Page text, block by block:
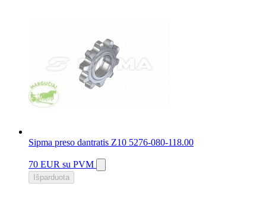
Sipma preso dantratis Z10 5276-080-118.00
70 EUR su PVM
Išparduota